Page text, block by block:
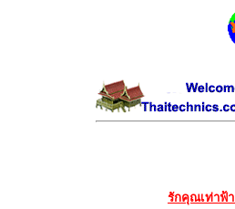
รักคุณเท่าฟ้า